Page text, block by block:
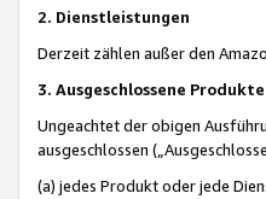
2. Dienstleistungen
Derzeit zählen außer den
3. Ausgeschlossene Produkte
Ungeachtet der obigen
ausgeschlossen
(a) jedes Produkt oder jede